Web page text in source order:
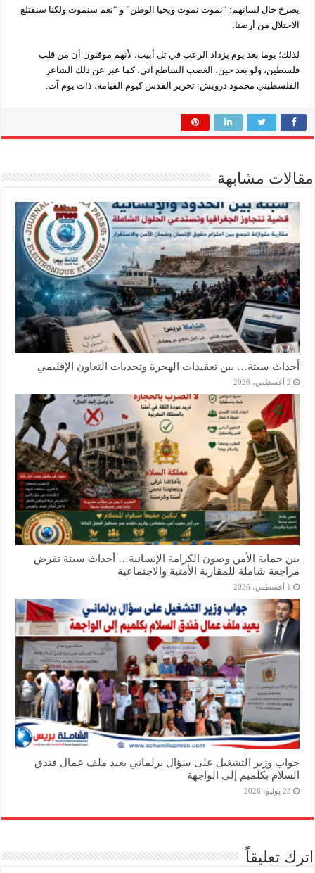
يصرخ حال لسانهم: “نموت نموت ويحيا الوطن” و “نعم سنموت ولكنا سنقتلع
الاحتلال من أرضنا.
لذلك؛ يوما بعد يوم يزداد الرعب في تل أبيب، لأنهم موقنون أن من قلب
فلسطين، ولو بعد حين، الغضب الساطع آتي، كما عبر عن ذلك الشاعر
الفلسطيني محمود درويش: تحرير القدس كيوم القيامة، ذات يوم آت.
مقالات مشابهة
أحداث سبتة… بين تعقيدات الهجرة وتحديات التعاون الإقليمي
2 أغسطس، 2026
بين حماية الأمن وصون الكرامة الإنسانية… أحداث سبتة تفرض
مراجعة شاملة للمقاربة الأمنية والاجتماعية
1 أغسطس، 2026
جواب وزير التشغيل على سؤال برلماني يعيد ملف عمال فندق
السلام بكلميم إلى الواجهة
23 يوليو، 2026
اترك تعليقاً